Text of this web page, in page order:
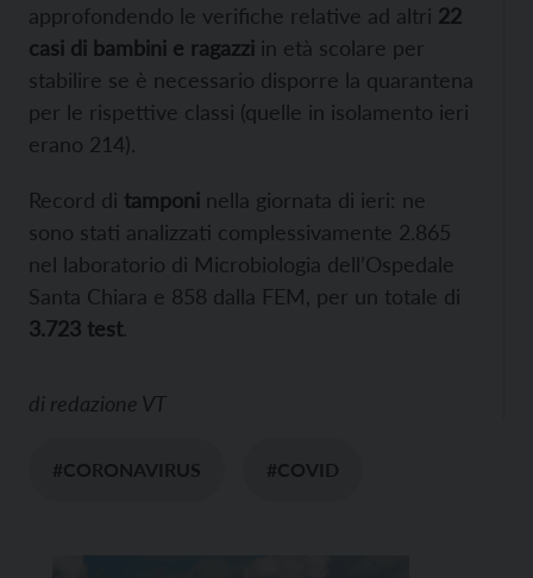
approfondendo le verifiche relative ad altri 22
casi di bambini e ragazzi in età scolare per
stabilire se è necessario disporre la quarantena
per le rispettive classi (quelle in isolamento ieri
erano 214).
Record di tamponi nella giornata di ieri: ne
sono stati analizzati complessivamente 2.865
nel laboratorio di Microbiologia dell’Ospedale
Santa Chiara e 858 dalla FEM, per un totale di
3.723 test.
di redazione VT
#CORONAVIRUS #COVID